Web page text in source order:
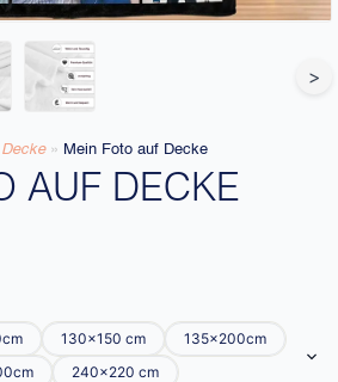
>
» Mein Foto auf Decke
AUF DECKE
130x150 cm
135x200cm
240x220 cm